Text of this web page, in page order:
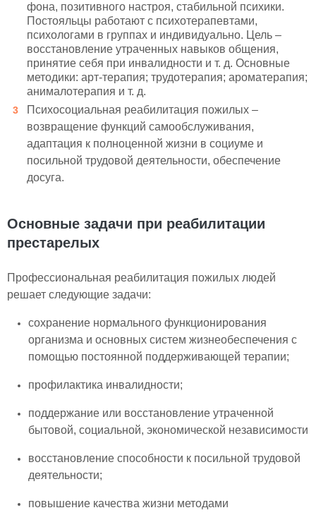
фона, позитивного настроя, стабильной психики.
Постояльцы работают с психотерапевтами,
психологами в группах и индивидуально. Цель –
восстановление утраченных навыков общения,
принятие себя при инвалидности и т. д. Основные
методики: арт-терапия; трудотерапия; ароматерапия;
анималотерапия и т. д.
Психосоциальная реабилитация пожилых –
возвращение функций самообслуживания,
адаптация к полноценной жизни в социуме и
посильной трудовой деятельности, обеспечение
досуга.
Основные задачи при реабилитации
престарелых
Профессиональная реабилитация пожилых людей
решает следующие задачи:
сохранение нормального функционирования
организма и основных систем жизнеобеспечения с
помощью постоянной поддерживающей терапии;
профилактика инвалидности;
поддержание или восстановление утраченной
бытовой, социальной, экономической независимости
восстановление способности к посильной трудовой
деятельности;
повышение качества жизни методами